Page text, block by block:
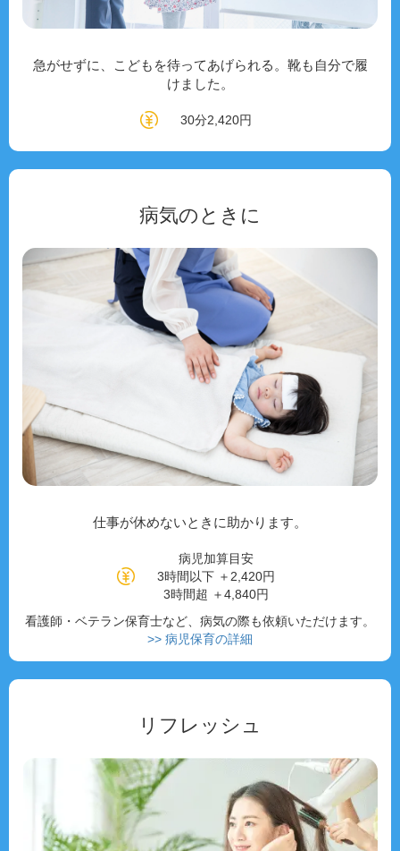
急がせずに、こどもを待ってあげられる。靴も自分で履
けました。
30分2,420円
病気のときに
仕事が休めないときに助かります。
病児加算目安
3時間以下 ＋2,420円
3時間超 ＋4,840円
看護師・ベテラン保育士など、病気の際も依頼いただけます。
>> 病児保育の詳細
リフレッシュ